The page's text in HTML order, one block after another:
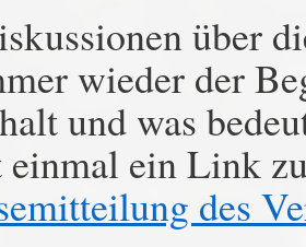
über
wieder der
und was
einmal ein Link
des